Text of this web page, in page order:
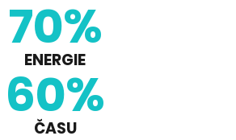
70%
ENERGIE
60%
ČASU